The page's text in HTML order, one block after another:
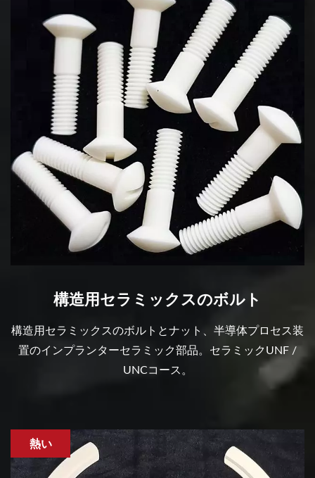
構造用セラミックスのボルト
構造用セラミックスのボルトとナット、半導体プロセス装
置のインプランターセラミック部品。セラミックUNF /
UNCコース。
熱い